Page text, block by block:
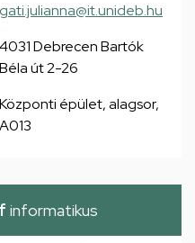
gati.julianna@it.unideb.hu
4031 Debrecen Bartók
Béla út 2-26
Központi épület, alagsor,
A013
informatikus